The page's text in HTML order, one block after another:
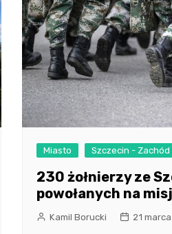
Miasto Szczecin - Zachód
230 żołnierzy ze
powołanych na
Kamil Borucki 21